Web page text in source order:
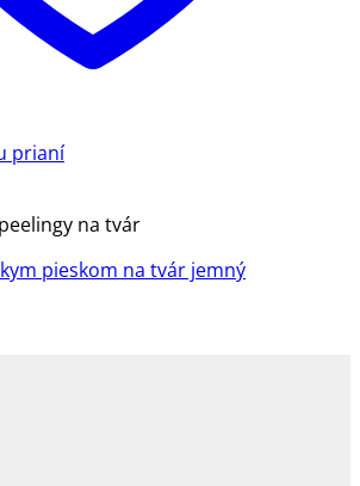
prianí
na tvár
pieskom na tvár jemný